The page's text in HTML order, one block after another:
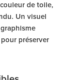
de toile,
Un visuel
préserver